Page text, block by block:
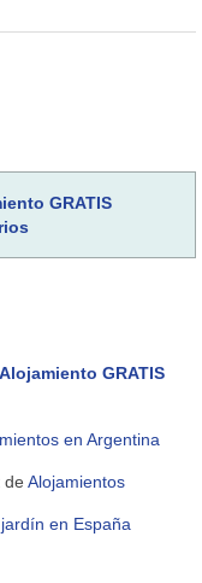
GRATIS
GRATIS
en Argentina
de Alojamientos
en España